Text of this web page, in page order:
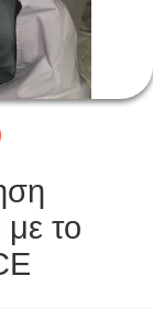
το